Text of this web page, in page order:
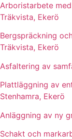
Arboristarbete
Träkvista, Ekerö
Bergspräckning
Träkvista, Ekerö
Asfaltering av
Plattläggning av
Stenhamra, Ekerö
Anläggning av ny
Schakt och